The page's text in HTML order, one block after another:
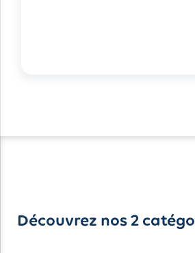
Découvrez nos 2